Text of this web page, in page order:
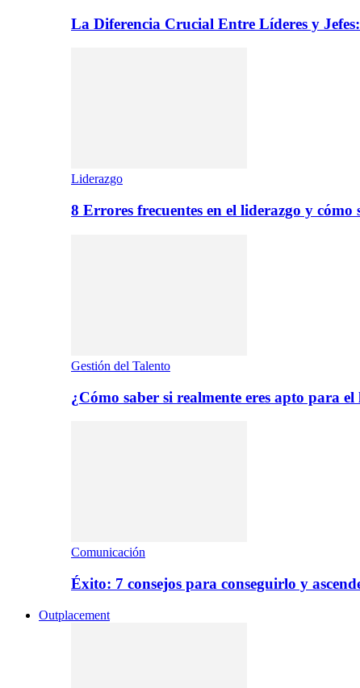
La Diferencia Crucial Entre Líderes y
Liderazgo
8 Errores frecuentes en el liderazgo y cómo
Gestión del Talento
¿Cómo saber si realmente eres apto para el
Comunicación
Éxito: 7 consejos para conseguirlo y
Outplacement